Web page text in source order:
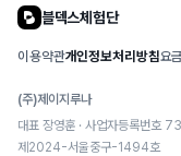
블덱스체험단
이용약관개인정보처리방침요
(주)제이지루나
대표 장영훈 · 사업자등록번호
제2024-서울중구-1494호